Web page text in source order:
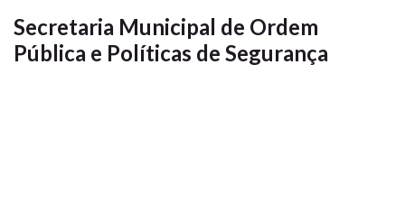
Secretaria Municipal de Ordem
Pública e Políticas de Segurança